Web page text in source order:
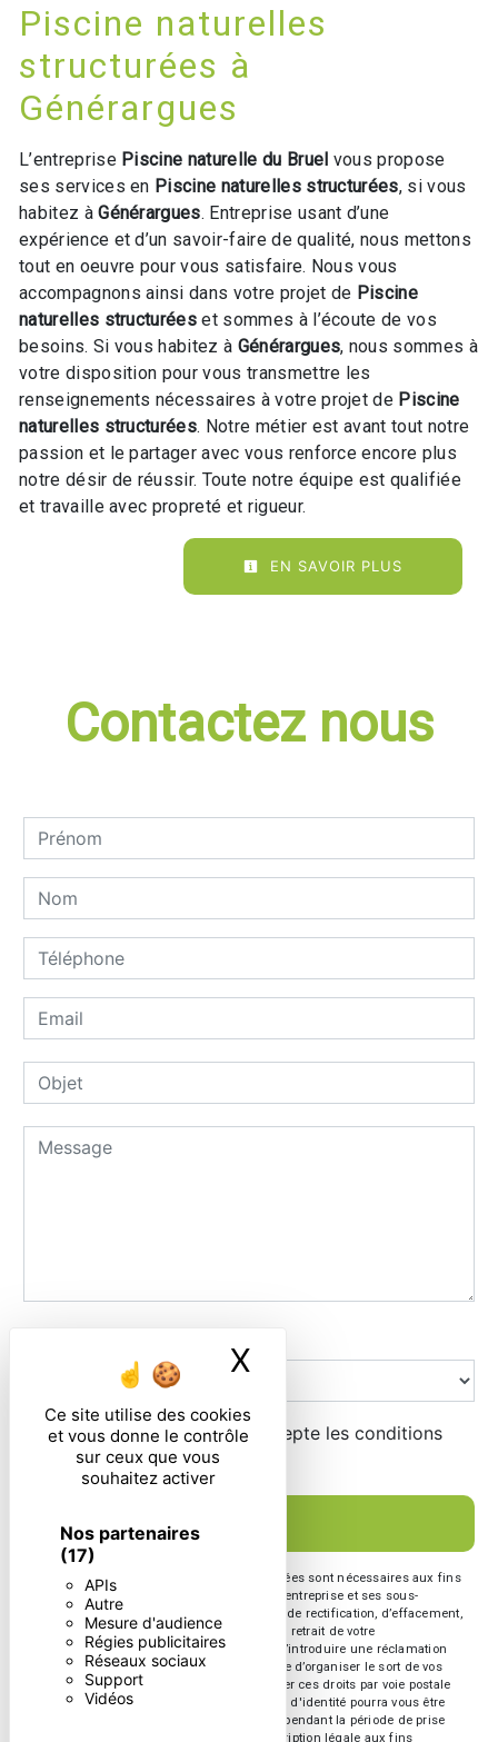
Ce site utilise des cookies
et vous donne le contrôle
sur ceux que vous
souhaitez activer
Nos partenaires
(17)
APIs
Autre
Mesure d'audience
Régies publicitaires
Réseaux sociaux
Support
Vidéos
X Masquer le
Piscine naturelles
structurées à
Générargues
L’entreprise Piscine naturelle du Bruel vous propose
ses services en Piscine naturelles structurées, si vous
habitez àGénérargues. Entreprise usant d’une
expérience et d’un savoir-faire de qualité, nous mettons
tout en oeuvre pour vous satisfaire. Nous vous
accompagnons ainsi dans votre projet de Piscine
naturelles structurées et sommes à l’écoute de vos
besoins. Si vous habitez à Générargues, nous sommes à
votre disposition pour vous transmettre les
renseignements nécessaires à votre projet de Piscine
naturelles structurées. Notre métier est avant tout notre
passion et le partager avec vous renforce encore plus
notre désir de réussir. Toute notre équipe est qualifiée
et travaille avec propreté et rigueur.
EN SAVOIR PLUS
Contactez nous
En cochant cette case, j'accepte les conditions
particulières ci-dessous **
** Les données personnelles communiquées sont nécessaires aux fins
de vous contacter. Elles sont destinées à l'entreprise et ses sous-
traitants. Vous disposez de droits d’accès, de rectification, d’effacement,
de portabilité, de limitation, d’opposition, de retrait de votre
consentement à tout moment et du droit d’introduire une réclamation
auprès d’une autorité de contrôle, ainsi que d’organiser le sort de vos
données post-mortem. Vous pouvez exercer ces droits par voie postale
ou par courrier électronique. Un justificatif d'identité pourra vous être
demandé. Nous conservons vos données pendant la période de prise
de contact puis pendant la durée de prescription légale aux fins